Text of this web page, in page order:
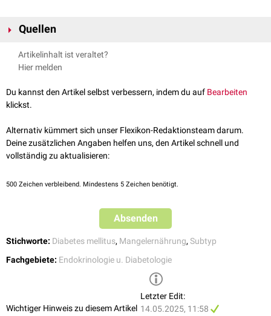
Quellen
International Diabetes Federation:
diabetes working group
S, Goyal A, Venkatesan P, Livingstone R, Ye K, Chapla A, Carey M,
Jose A, Rebekah G, Wickramanayake A, Joseph M, Mathias P,
N, Hawkins M. An Atypical Form of Diabetes Among Individuals With
Low BMI. Diabetes Care. 2022 Jun 2;45(6):1428-1437. doi:
10.2337/dc21-1957
35522035
Artikelinhalt ist veraltet?
Hier melden
Du kannst den Artikel selbst verbessern, indem du auf Bearbeiten
klickst.
Alternativ kümmert sich unser Flexikon-Redaktionsteam darum.
Deine zusätzlichen Angaben helfen uns, den Artikel schnell und
vollständig zu aktualisieren:
500 Zeichen verbleibend. Mindestens 5 Zeichen benötigt.
Absenden
Stichworte: Diabetes mellitus, Mangelernährung, Subtyp
Fachgebiete: Endokrinologie u. Diabetologie
Wichtiger Hinweis zu diesem Artikel
Letzter Edit:
14.05.2025, 11:58